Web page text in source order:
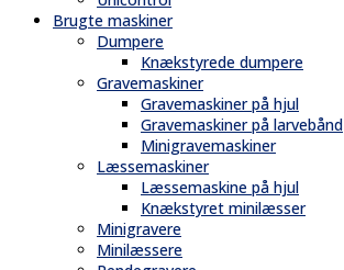
Brugte maskiner
Dumpere
Knækstyrede dumpere
Gravemaskiner
Gravemaskiner på hjul
Gravemaskiner på larvebånd
Minigravemaskiner
Læssemaskiner
Læssemaskine på hjul
Knækstyret minilæsser
Minigravere
Minilæssere